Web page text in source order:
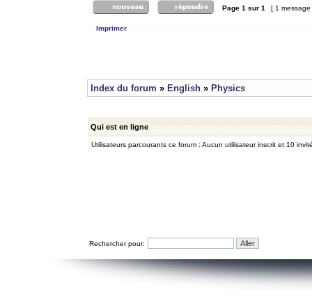
Page 1 sur 1 [ 1
Imprimer
Index du forum » English » Physics
Qui est en ligne
Utilisateurs parcourants ce forum : Aucun utilisateur inscrit et 10
Rechercher pour: